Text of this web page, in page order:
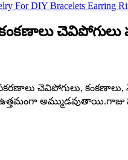
చెవిపోగులు,